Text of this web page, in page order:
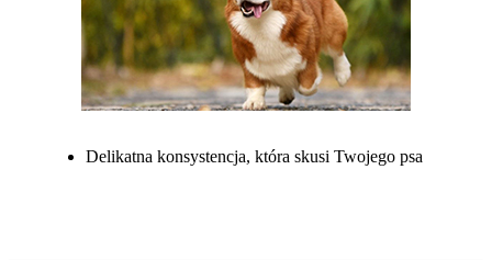
Delikatna konsystencja, która skusi Twojego psa